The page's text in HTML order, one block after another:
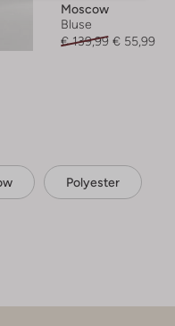
Moscow
Bluse
€ 139,99 € 55,99
Polyester